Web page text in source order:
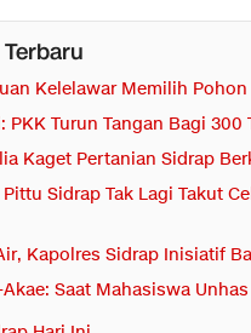
Kelelawar Memilih
PKK Turun Tangan Bagi 300
Kaget Pertanian Sidrap
Sidrap Tak Lagi Takut
Kapolres Sidrap Inisiatif
Akae: Saat Mahasiswa